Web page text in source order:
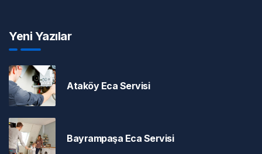
Yeni Yazılar
Ataköy Eca Servisi
Bayrampaşa Eca Servisi